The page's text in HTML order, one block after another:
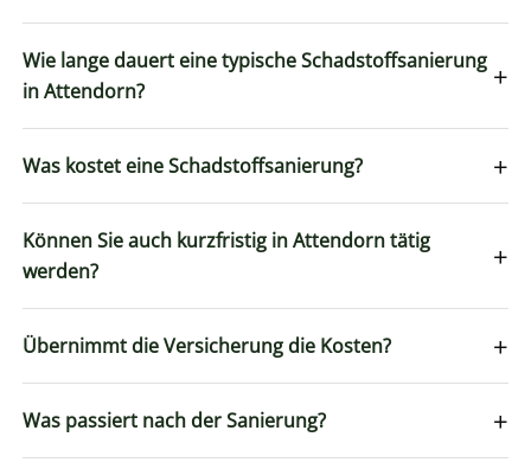
Wie lange dauert eine typische Schadstoffsanierung
in Attendorn?
+
Was kostet eine Schadstoffsanierung? +
Können Sie auch kurzfristig in Attendorn tätig
werden?
+
Übernimmt die Versicherung die Kosten? +
Was passiert nach der Sanierung? +